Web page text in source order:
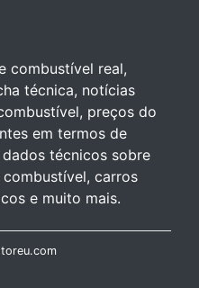
combustível real,
técnica, notícias
preços do
em termos de
técnicos sobre
carros
e muito mais.